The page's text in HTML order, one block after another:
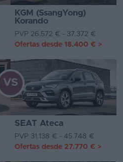
KGM (SsangYong)
Korando
PVP 26.572 € - 37.372 €
Ofertas desde 18.400 € >
SEAT Ateca
VS
PVP 31.138 € - 45.748 €
Ofertas desde 27.770 € >